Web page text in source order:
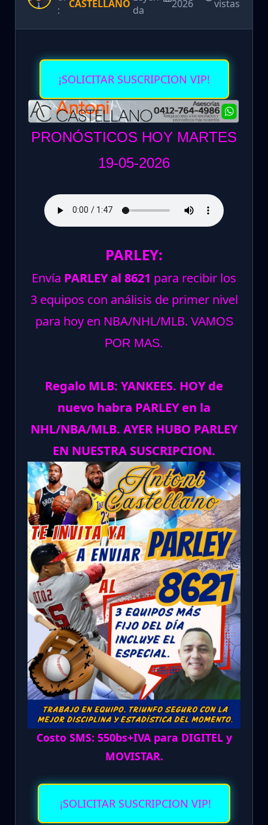
:
CASTELLANO da
2026
vistas
¡SOLICITAR SUSCRIPCION VIP!
PRONÓSTICOS HOY MARTES
19-05-2026
PARLEY:
Envía PARLEY al 8621 para recibir los
3 equipos con análisis de primer nivel
para hoy en NBA/NHL/MLB. VAMOS
POR MAS.
Regalo MLB: YANKEES. HOY de
nuevo habra PARLEY en la
NHL/NBA/MLB. AYER HUBO PARLEY
EN NUESTRA SUSCRIPCION.
Costo SMS: 550bs+IVA para DIGITEL y
MOVISTAR.
¡SOLICITAR SUSCRIPCION VIP!